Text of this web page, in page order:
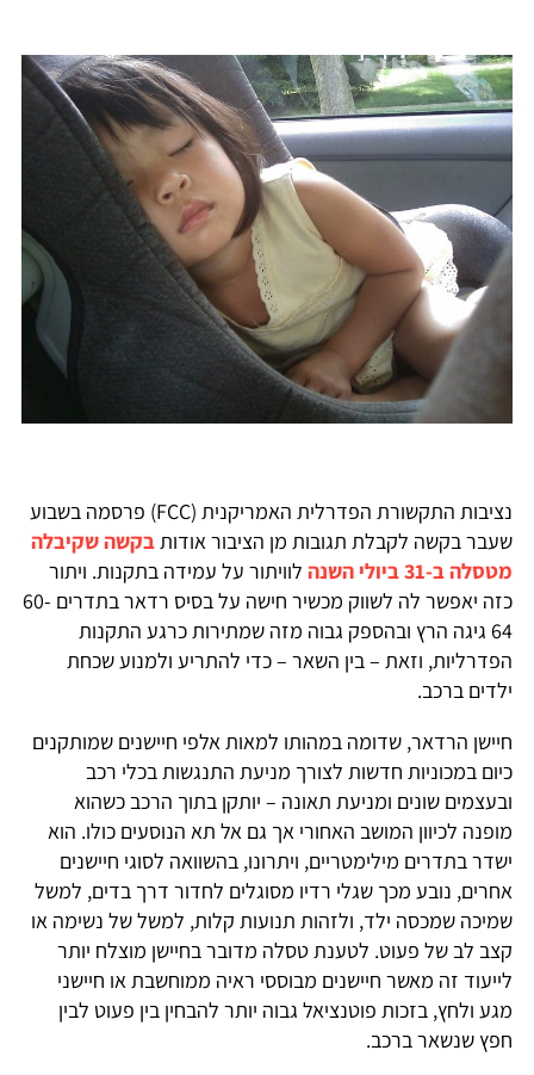
נציבות התקשורת הפדרלית האמריקנית (FCC) פרסמה בשבוע
שעבר בקשה לקבלת תגובות מן הציבור אודותבקשה שקיבלה
מטסלה ב-31 ביולי השנה
לוויתור על עמידה בתקנות. ויתור
כזה יאפשר לה לשווק מכשיר חישה על בסיס רדאר בתדרים 60-
64 גיגה הרץ ובהספק גבוה מזה שמתירות כרגע התקנות
הפדרליות, וזאת – בין השאר – כדי להתריע ולמנוע שכחת
ילדים ברכב.
חיישן הרדאר, שדומה במהותו למאות אלפי חיישנים שמותקנים
כיום במכוניות חדשות לצורך מניעת התנגשות בכלי רכב
ובעצמים שונים ומניעת תאונה – יותקן בתוך הרכב כשהוא
מופנה לכיוון המושב האחורי אך גם אל תא הנוסעים כולו. הוא
ישדר בתדרים מילימטריים, ויתרונו, בהשוואה לסוגי חיישנים
אחרים, נובע מכך שגלי רדיו מסוגלים לחדור דרך בדים, למשל
שמיכה שמכסה ילד, ולזהות תנועות קלות, למשל של נשימה או
קצב לב של פעוט. לטענת טסלה מדובר בחיישן מוצלח יותר
לייעוד זה מאשר חיישנים מבוססי ראיה ממוחשבת או חיישני
מגע ולחץ, בזכות פוטנציאל גבוה יותר להבחין בין פעוט לבין
חפץ שנשאר ברכב.